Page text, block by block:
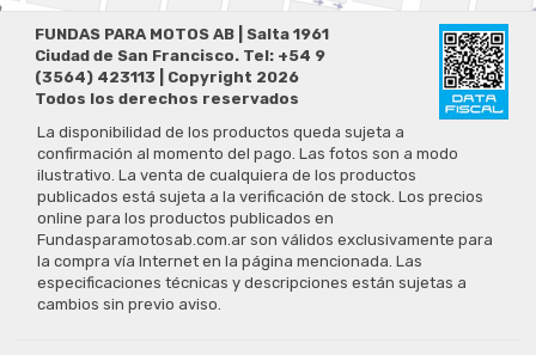
FUNDAS PARA MOTOS AB | Salta 1961
Ciudad de San Francisco. Tel: +54 9
(3564) 423113 | Copyright 2026
Todos los derechos reservados
La disponibilidad de los productos queda sujeta a
confirmación al momento del pago. Las fotos son a modo
ilustrativo. La venta de cualquiera de los productos
publicados está sujeta a la verificación de stock. Los precios
online para los productos publicados en
Fundasparamotosab.com.ar son válidos exclusivamente para
la compra vía Internet en la página mencionada. Las
especificaciones técnicas y descripciones están sujetas a
cambios sin previo aviso.